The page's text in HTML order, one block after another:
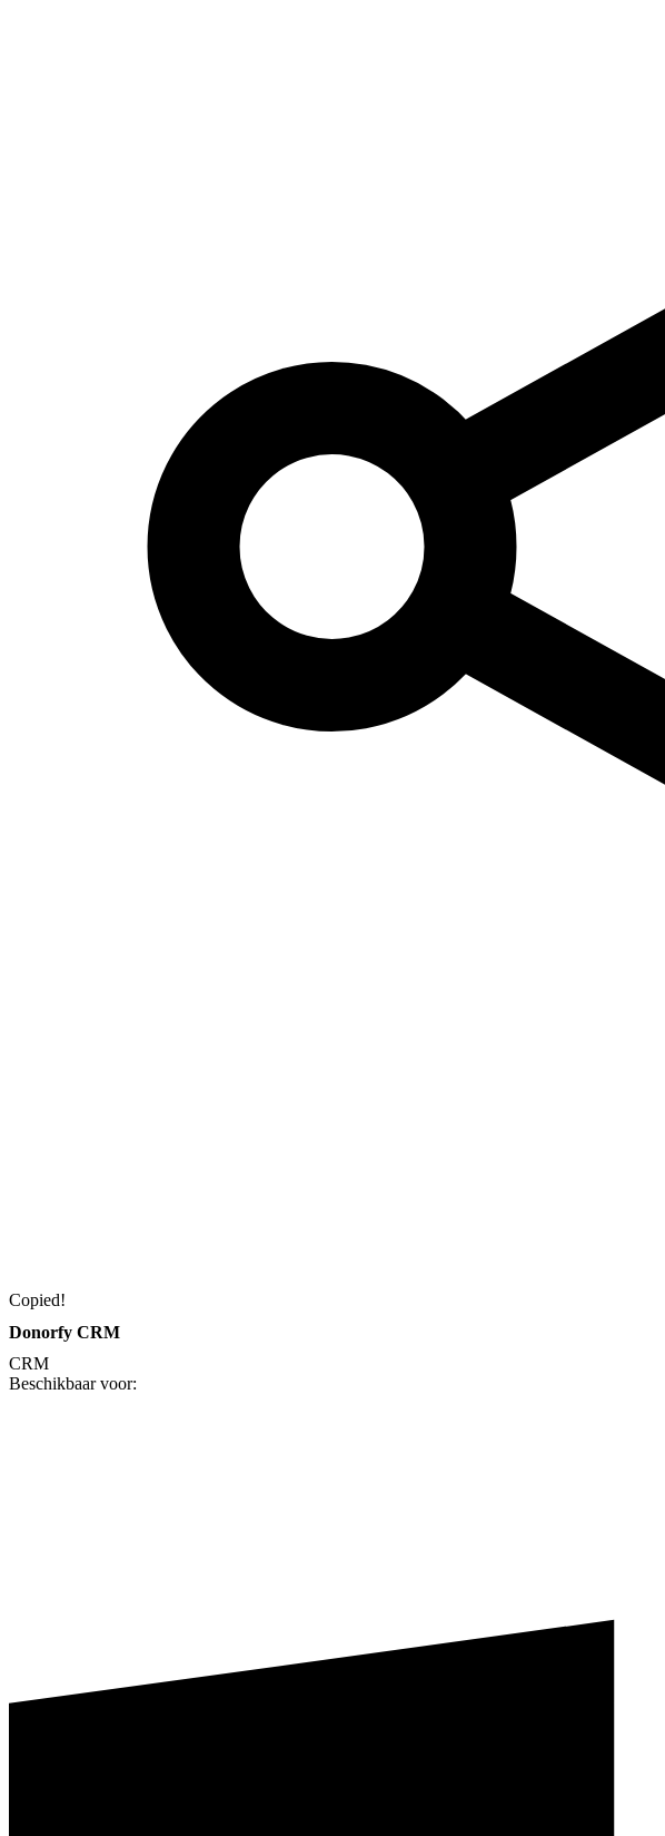
Copied!
Donorfy CRM
CRM
Beschikbaar voor: